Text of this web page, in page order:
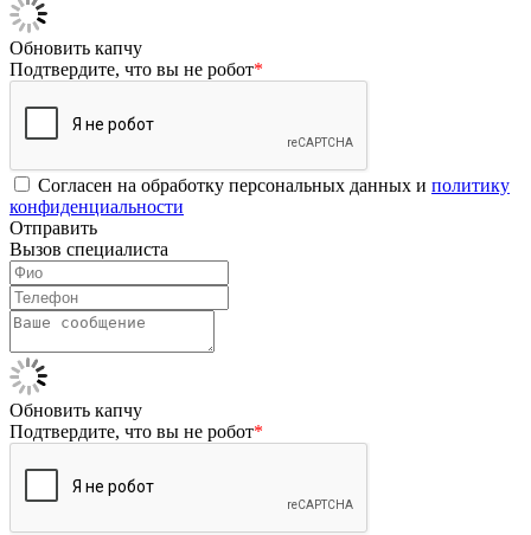
Обновить капчу
Подтвердите, что вы не робот*
Согласен на обработку персональных данных и политику
конфиденциальности
Отправить
Вызов специалиста
Обновить капчу
Подтвердите, что вы не робот*